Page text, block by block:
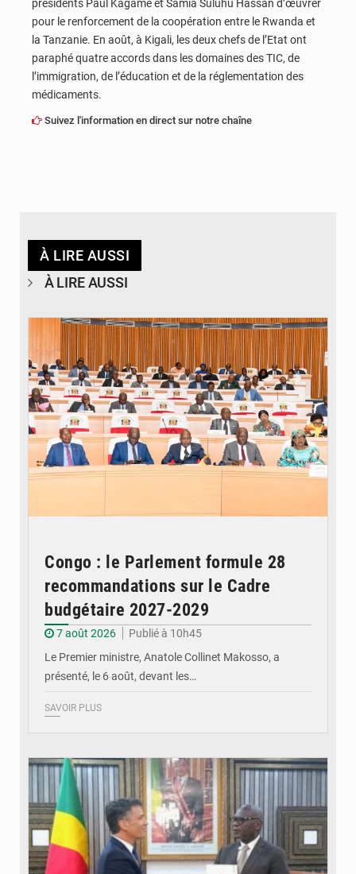
présidents Paul Kagamé et Samia Suluhu Hassan d’œuvrer
pour le renforcement de la coopération entre le Rwanda et
la Tanzanie. En août, à Kigali, les deux chefs de l’Etat ont
paraphé quatre accords dans les domaines des TIC, de
l’immigration, de l’éducation et de la réglementation des
médicaments.
Suivez l'information en direct sur notre chaîne
À LIRE AUSSI
À LIRE AUSSI
Congo : le Parlement formule 28
recommandations sur le Cadre
budgétaire 2027-2029
7 août 2026
Publié à 10h45
Le Premier ministre, Anatole Collinet Makosso, a
présenté, le 6 août, devant les…
SAVOIR PLUS